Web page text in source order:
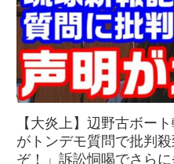
【大炎上】辺野古ボー
がトンデモ質問で批判
ぞ！」訴訟恫喝でさら